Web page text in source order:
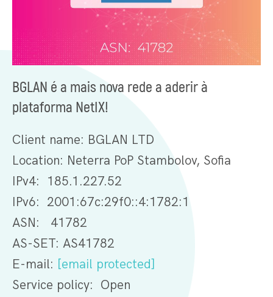
BGLAN é a mais nova rede a aderir à
plataforma NetIX!
Client name: BGLAN LTD
Location: Neterra PoP Stambolov, Sofia
IPv4: 185.1.227.52
IPv6: 2001:67c:29f0::4:1782:1
ASN: 41782
AS-SET: AS41782
E-mail: [email protected]
Service policy: Open